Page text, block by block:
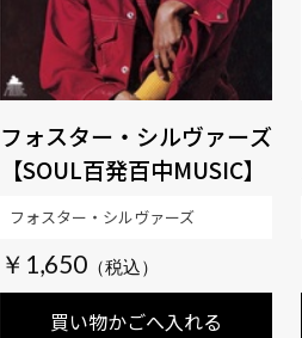
フォスター・シルヴァーズ
【SOUL百発百中MUSIC】
￥1,650
買い物かごへ入れる
フォスター・シルヴァーズ